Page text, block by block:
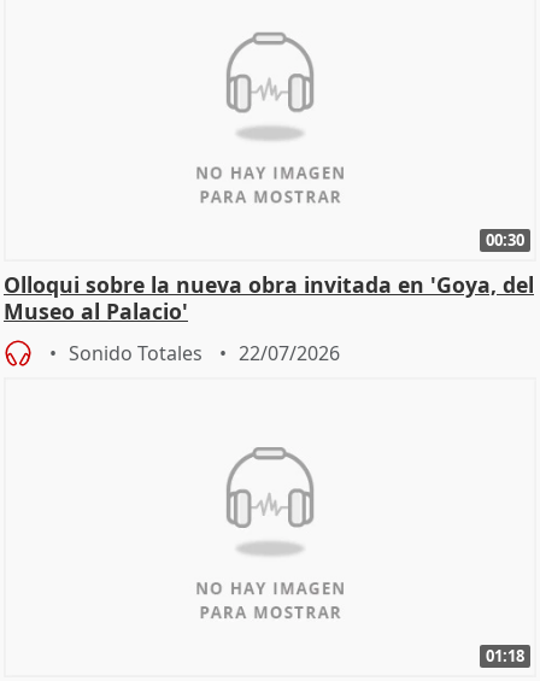
00:30
Olloqui sobre la nueva obra invitada en 'Goya, del
Museo al Palacio'
Sonido Totales 22/07/2026
01:18